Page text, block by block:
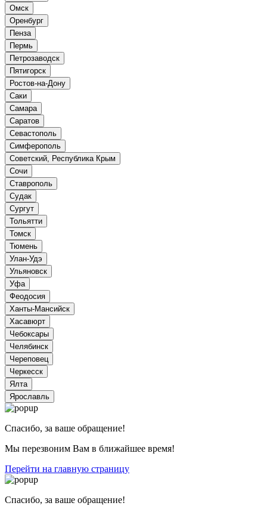
Спасибо, за ваше обращение!
Мы перезвоним Вам в ближайшее время!
Перейти на главную страницу
Спасибо, за ваше обращение!